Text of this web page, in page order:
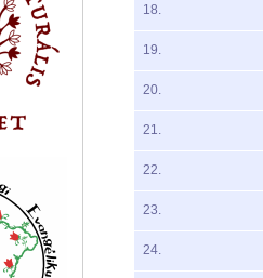
18.
19.
20.
21.
22.
23.
24.